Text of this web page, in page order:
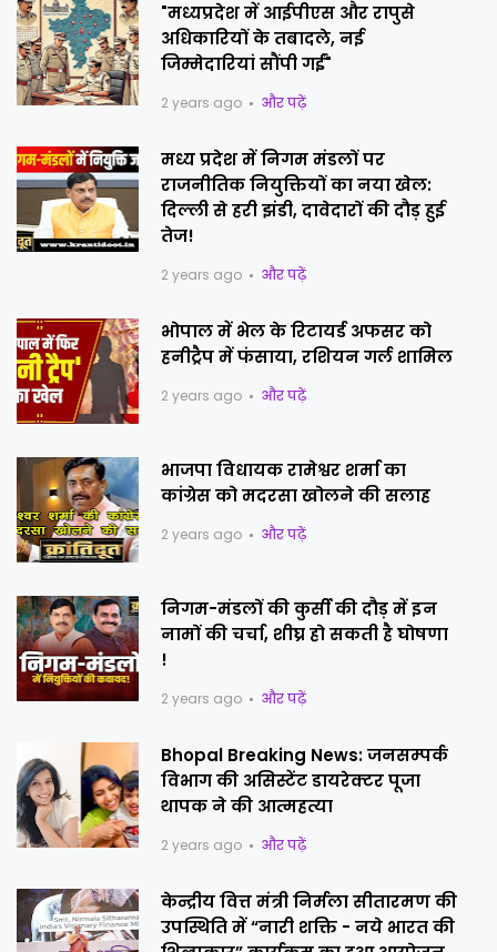
"मध्यप्रदेश में आईपीएस और रापुसे
अधिकारियों के तबादले, नई
जिम्मेदारियां सौंपी गईं"
2 years ago और पढ़ें
मध्य प्रदेश में निगम मंडलों पर
राजनीतिक नियुक्तियों का नया खेल:
दिल्ली से हरी झंडी, दावेदारों की दौड़ हुई
तेज!
2 years ago और पढ़ें
भोपाल में भेल के रिटायर्ड अफसर को
हनीट्रैप में फंसाया, रशियन गर्ल शामिल
2 years ago और पढ़ें
भाजपा विधायक रामेश्वर शर्मा का
कांग्रेस को मदरसा खोलने की सलाह
2 years ago और पढ़ें
निगम-मंडलों की कुर्सी की दौड़ में इन
नामों की चर्चा, शीघ्र हो सकती है घोषणा
!
2 years ago और पढ़ें
Bhopal Breaking News: जनसम्पर्क
विभाग की असिस्टेंट डायरेक्टर पूजा
थापक ने की आत्महत्या
2 years ago और पढ़ें
केन्द्रीय वित्त मंत्री निर्मला सीतारमण की
उपस्थिति में “नारी शक्ति - नये भारत की